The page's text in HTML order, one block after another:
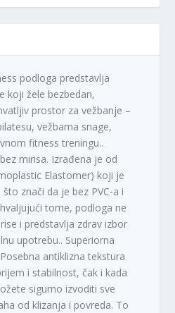
podloga predstavlja
koji žele bezbedan,
prostor za vežbanje –
vežbama snage,
fitness treningu..
mirisa. Izrađena je od
Elastomer) koji je
znači da je bez PVC-a i
tome, podloga ne
i predstavlja zdrav izbor
upotrebu.. Superiorna
antiklizna tekstura
i stabilnost, čak i kada
sigurno izvoditi sve
od klizanja i povreda. To